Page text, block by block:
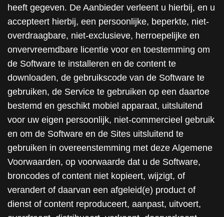
heeft gegeven. De Aanbieder verleent u hierbij, en u
accepteert hierbij, een persoonlijke, beperkte, niet-
overdraagbare, niet-exclusieve, herroepelijke en
onvervreemdbare licentie voor en toestemming om
de Software te installeren en de content te
downloaden, de gebruikscode van de Software te
gebruiken, de Service te gebruiken op een daartoe
bestemd en geschikt mobiel apparaat, uitsluitend
voor uw eigen persoonlijk, niet-commercieel gebruik
en om de Software en de Sites uitsluitend te
gebruiken in overeenstemming met deze Algemene
Voorwaarden, op voorwaarde dat u de Software,
broncodes of content niet kopieert, wijzigt, of
verandert of daarvan een afgeleid(e) product of
dienst of content reproduceert, aanpast, uitvoert,